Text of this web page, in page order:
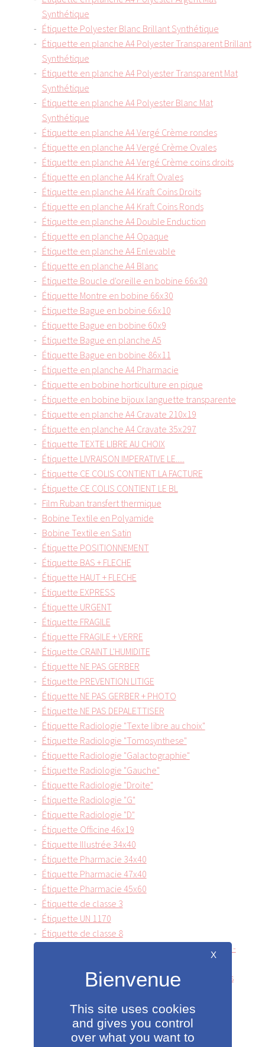
Synthétique
Étiquette Polyester Blanc Brillant Synthétique
Étiquette en planche A4 Polyester Transparent Brillant
Synthétique
Étiquette en planche A4 Polyester Transparent Mat
Synthétique
Étiquette en planche A4 Polyester Blanc Mat
Synthétique
Étiquette en planche A4 Vergé Crème rondes
Étiquette en planche A4 Vergé Crème Ovales
Étiquette en planche A4 Vergé Crème coins droits
Étiquette en planche A4 Kraft Ovales
Étiquette en planche A4 Kraft Coins Droits
Étiquette en planche A4 Kraft Coins Ronds
Étiquette en planche A4 Double Enduction
Étiquette en planche A4 Opaque
Étiquette en planche A4 Enlevable
Étiquette en planche A4 Blanc
Étiquette Boucle d'oreille en bobine 66x30
Étiquette Montre en bobine 66x30
Étiquette Bague en bobine 66x10
Étiquette Bague en bobine 60x9
Étiquette Bague en planche A5
Étiquette Bague en bobine 86x11
Étiquette en planche A4 Pharmacie
Étiquette en bobine horticulture en pique
Étiquette en bobine bijoux languette transparente
Étiquette en planche A4 Cravate 210x19
Étiquette en planche A4 Cravate 35x297
Étiquette TEXTE LIBRE AU CHOIX
Étiquette LIVRAISON IMPERATIVE LE.....
Étiquette CE COLIS CONTIENT LA FACTURE
Étiquette CE COLIS CONTIENT LE BL
Film Ruban transfert thermique
Bobine Textile en Polyamide
Bobine Textile en Satin
Étiquette POSITIONNEMENT
Étiquette BAS + FLECHE
Étiquette HAUT + FLECHE
Étiquette EXPRESS
Étiquette URGENT
Étiquette FRAGILE
Étiquette FRAGILE + VERRE
Étiquette CRAINT L'HUMIDITE
Étiquette NE PAS GERBER
Étiquette PREVENTION LITIGE
Étiquette NE PAS GERBER + PHOTO
Étiquette NE PAS DEPALETTISER
Étiquette Radiologie "Texte libre au choix"
Étiquette Radiologie "Tomosynthese"
Étiquette Radiologie "Galactographie"
Étiquette Radiologie "Gauche"
Étiquette Radiologie "Droite"
Étiquette Radiologie "G"
Étiquette Radiologie "D"
Étiquette Officine 46x19
Étiquette Illustrée 34x40
Étiquette Pharmacie 34x40
Étiquette Pharmacie 47x40
Étiquette Pharmacie 45x60
Étiquette de classe 3
Étiquette UN 1170
Étiquette de classe 8
Classe 9 - Transport Matières et objets dangereux -
NDE - Étiquettes Transport Matières dangeureuses
Détecteur UV
Lecteur codes-barres
Dévidoirs manuels métal
X
This site uses cookies
and gives you control
over what you want to